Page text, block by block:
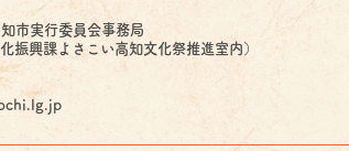
市実行委員会事務局
振興課よさこい高知文化祭推進室内）